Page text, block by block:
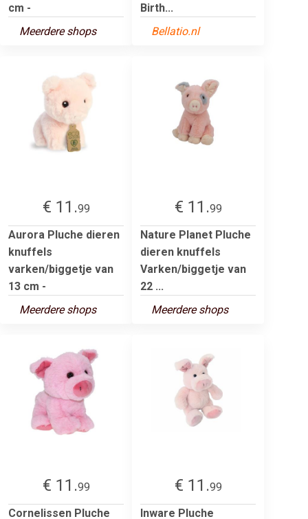
cm -
Meerdere shops
Birth...
Bellatio.nl
€ 11.99
Aurora Pluche dieren
knuffels
varken/biggetje van
13 cm -
Meerdere shops
€ 11.99
Nature Planet Pluche
dieren knuffels
Varken/biggetje van
22 ...
Meerdere shops
€ 11.99
Cornelissen Pluche
€ 11.99
Inware Pluche